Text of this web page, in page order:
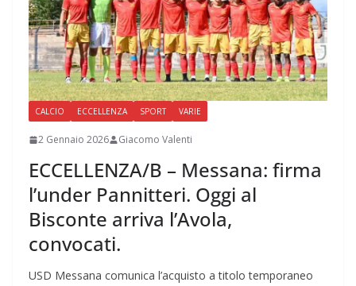
CALCIO ECCELLENZA SPORT VARIE
2 Gennaio 2026 Giacomo Valenti
ECCELLENZA/B – Messana: firma
l’under Pannitteri. Oggi al
Bisconte arriva l’Avola,
convocati.
USD Messana comunica l’acquisto a titolo temporaneo